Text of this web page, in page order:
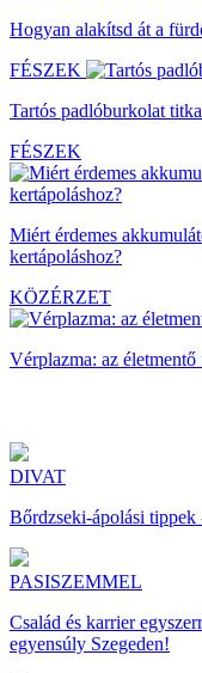
Hogyan alakítsd át a
FÉSZEK
Tartós padlóburkolat
FÉSZEK
Miért érdemes
kertápoláshoz?
KÖZÉRZET
Vérplazma: az életmentő
DIVAT
Bőrdzseki-ápolási tippek
PASISZEMMEL
Család és karrier
egyensúly Szegeden!